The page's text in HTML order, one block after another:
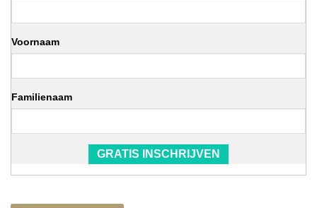
Voornaam
Familienaam
GRATIS INSCHRIJVEN